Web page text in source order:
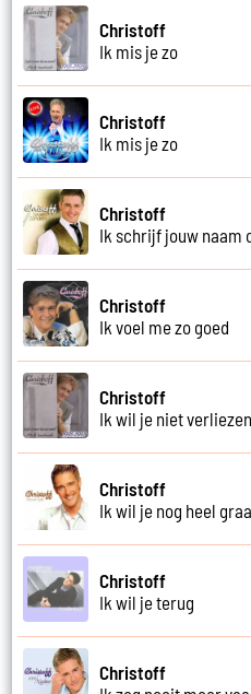
Christoff
Ik mis je zo
Christoff
Ik mis je zo
Christoff
Ik schrijf jouw naam
Christoff
Ik voel me zo goed
Christoff
Ik wil je niet verliezen
Christoff
Ik wil je nog heel
Christoff
Ik wil je terug
Christoff